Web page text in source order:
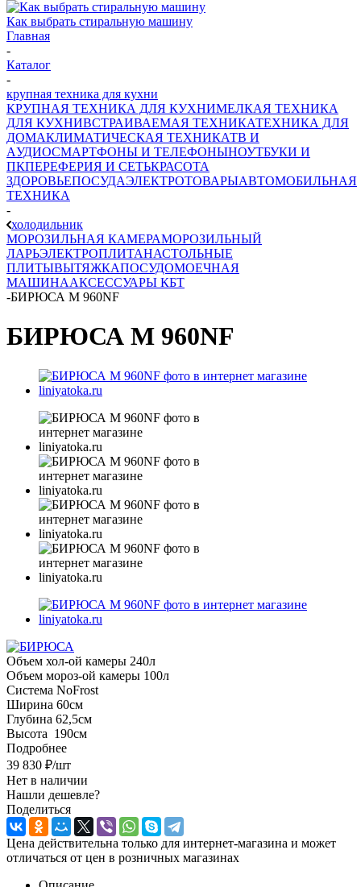
Как выбрать стиральную машину
Главная
-
Каталог
-
крупная техника для кухни
КРУПНАЯ ТЕХНИКА ДЛЯ КУХНИМЕЛКАЯ ТЕХНИКА
ДЛЯ КУХНИВСТРАИВАЕМАЯ ТЕХНИКАТЕХНИКА ДЛЯ
ДОМАКЛИМАТИЧЕСКАЯ ТЕХНИКАТВ И
AУДИОСМАРТФОНЫ И ТЕЛЕФОНЫНОУТБУКИ И
ПКПЕРЕФЕРИЯ И СЕТЬКРАСОТА
ЗДОРОВЬЕПОСУДАЭЛЕКТРОТОВАРЫАВТОМОБИЛЬНАЯ
ТЕХНИКА
-
холодильник
МОРОЗИЛЬНАЯ КАМЕРАМОРОЗИЛЬНЫЙ
ЛАРЬЭЛЕКТРОПЛИТАНАСТОЛЬНЫЕ
ПЛИТЫВЫТЯЖКАПОСУДОМОЕЧНАЯ
МАШИНААКСЕССУАРЫ КБТ
-БИРЮСА М 960NF
БИРЮСА М 960NF
Объем хол-ой камеры 240л
Объем мороз-ой камеры 100л
Система NoFrost
Ширина 60см
Глубина 62,5см
Высота 190см
Подробнее
39 830 ₽/шт
Нет в наличии
Нашли дешевле?
Поделиться
Цена действительна только для интернет-магазина и может
отличаться от цен в розничных магазинах